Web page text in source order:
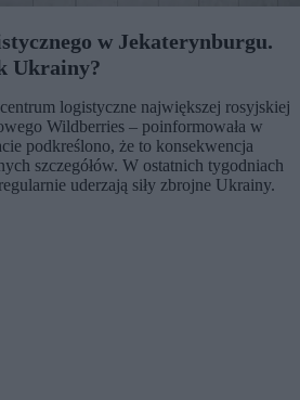
w Jekaterynburgu.
Ukrainy?
logistyczne największej rosyjskiej
Wildberries – poinformowała w
podkreślono, że to konsekwencja
szczegółów. W ostatnich tygodniach
uderzają siły zbrojne Ukrainy.